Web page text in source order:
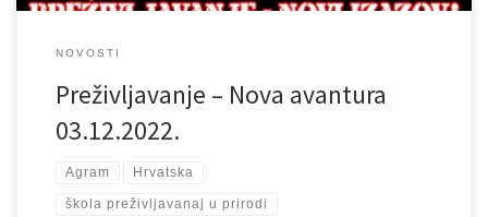
NOVOSTI
Preživljavanje – Nova avantura
03.12.2022.
Agram Hrvatska
škola preživljavanaj u prirodi